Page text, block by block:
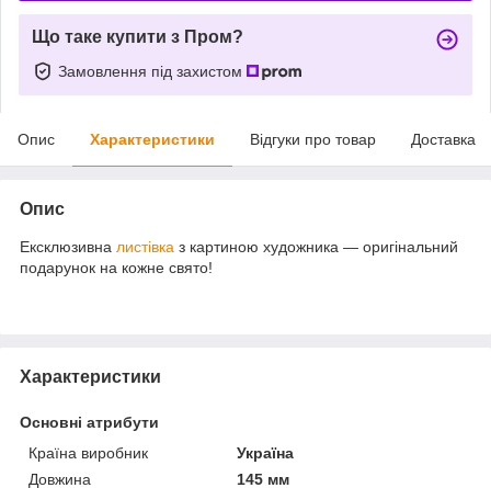
Що таке купити з Пром?
Замовлення під захистом
Опис Характеристики Відгуки про товар Доставка
Опис
Ексклюзивна листівка з картиною художника — оригінальний
подарунок на кожне свято!
Характеристики
Основні атрибути
Країна виробник
Україна
Довжина
145 мм